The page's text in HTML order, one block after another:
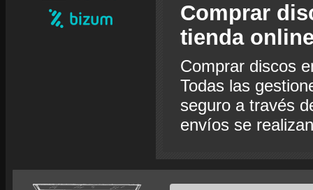
Comprar
tienda
Comprar discos
Todas las
seguro a través
envíos se